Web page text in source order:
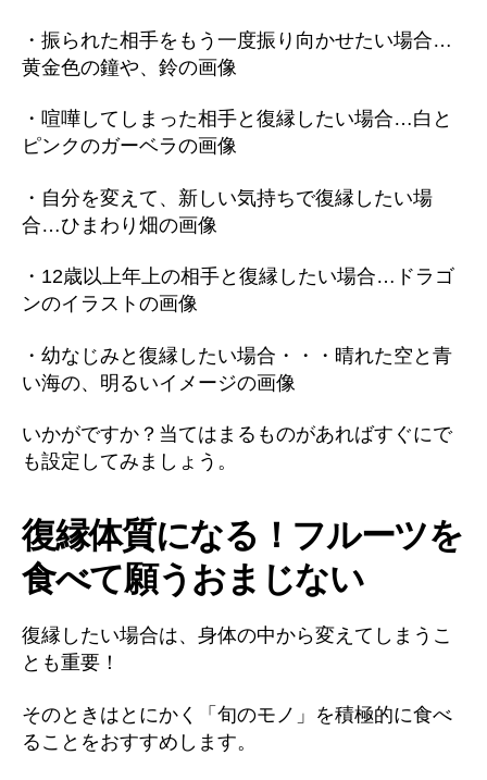
・振られた相手をもう一度振り向かせたい場合…
黄金色の鐘や、鈴の画像
・喧嘩してしまった相手と復縁したい場合…白と
ピンクのガーベラの画像
・自分を変えて、新しい気持ちで復縁したい場
合…ひまわり畑の画像
・12歳以上年上の相手と復縁したい場合…ドラゴ
ンのイラストの画像
・幼なじみと復縁したい場合・・・晴れた空と青
い海の、明るいイメージの画像
いかがですか？当てはまるものがあればすぐにで
も設定してみましょう。
復縁体質になる！フルーツを
食べて願うおまじない
復縁したい場合は、身体の中から変えてしまうこ
とも重要！
そのときはとにかく「旬のモノ」を積極的に食べ
ることをおすすめします。